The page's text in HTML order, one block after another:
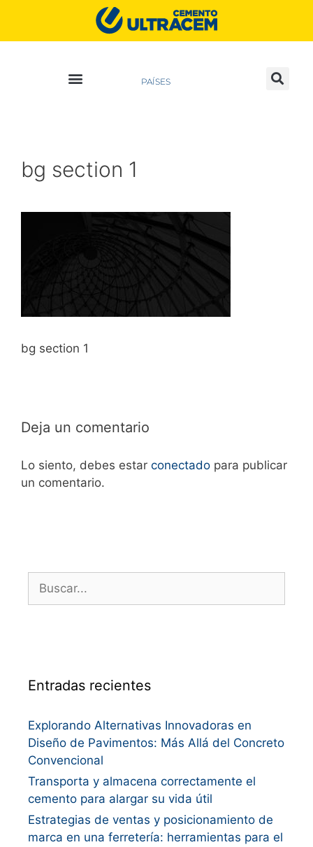
PAÍSES
bg section 1
bg section 1
Deja un comentario
Lo siento, debes estar conectado para publicar
un comentario.
Entradas recientes
Explorando Alternativas Innovadoras en
Diseño de Pavimentos: Más Allá del Concreto
Convencional
Transporta y almacena correctamente el
cemento para alargar su vida útil
Estrategias de ventas y posicionamiento de
marca en una ferretería: herramientas para el